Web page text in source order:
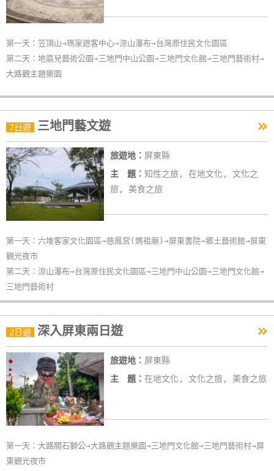
意
度
訂
單
會
員
帳
戶
服
聯
絡
單
Line
線
上
客
服
利
查
第一天：笠頂山→瑪家遊客中心→涼山瀑布→台灣原住民文化園區
第二天：地磨兒藝術公園→三地門中山公園→三地門文化館→三地門藝術村→
大路觀主題樂園
2日遊 三地門藝文遊 »
旅遊地： 屏東縣
主 題： 知性之旅, 在地文化, 文化之
旅, 美食之旅
第一天：六堆客家文化園區→慈鳳宮(媽祖廟)→屏東書院→鄉土藝術館→屏東
觀光夜市
第二天：涼山瀑布→台灣原住民文化園區→三地門中山公園→三地門文化館→
三地門藝術村
2日遊 深入屏東兩日遊 »
旅遊地： 屏東縣
主 題： 在地文化, 文化之旅, 美食之旅
第一天：大路關石獅公→大路觀主題樂園→三地門文化館→三地門藝術村→屏
東觀光夜市